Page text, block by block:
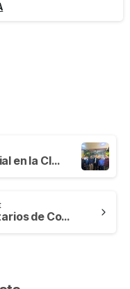
Visita Canónica Provincial en la Clínica San Juan de Dios | La Ceja – Colombia
Encuentro de Secretarios de Comunidades de la Provincia.